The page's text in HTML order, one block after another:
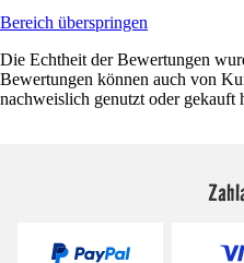
Bereich überspringen
Die Echtheit der Bewertungen
Bewertungen können auch von
nachweislich genutzt oder gekauft